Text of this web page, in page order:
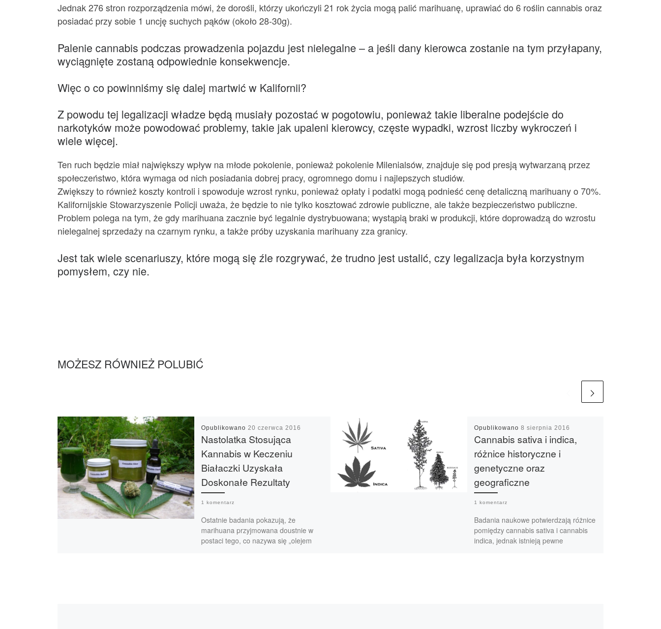
Jednak 276 stron rozporządzenia mówi, że dorośli, którzy ukończyli 21 rok życia mogą palić marihuanę, uprawiać do 6 roślin cannabis oraz
posiadać przy sobie 1 uncję suchych pąków (około 28-30g).
Palenie cannabis podczas prowadzenia pojazdu jest nielegalne – a jeśli dany kierowca zostanie na tym przyłapany,
wyciągnięte zostaną odpowiednie konsekwencje.
Więc o co powinniśmy się dalej martwić w Kalifornii?
Z powodu tej legalizacji władze będą musiały pozostać w pogotowiu, ponieważ takie liberalne podejście do
narkotyków może powodować problemy, takie jak upaleni kierowcy, częste wypadki, wzrost liczby wykroczeń i
wiele więcej.
Ten ruch będzie miał największy wpływ na młode pokolenie, ponieważ pokolenie Milenialsów, znajduje się pod presją wytwarzaną przez
społeczeństwo, która wymaga od nich posiadania dobrej pracy, ogromnego domu i najlepszych studiów.
Zwiększy to również koszty kontroli i spowoduje wzrost rynku, ponieważ opłaty i podatki mogą podnieść cenę detaliczną marihuany o 70%.
Kalifornijskie Stowarzyszenie Policji uważa, że ​​będzie to nie tylko kosztować zdrowie publiczne, ale także bezpieczeństwo publiczne.
Problem polega na tym, że gdy marihuana zacznie być legalnie dystrybuowana; wystąpią braki w produkcji, które doprowadzą do wzrostu
nielegalnej sprzedaży na czarnym rynku, a także próby uzyskania marihuany zza granicy.
Jest tak wiele scenariuszy, które mogą się źle rozgrywać, że trudno jest ustalić, czy legalizacja była korzystnym
pomysłem, czy nie.
MOŻESZ RÓWNIEŻ POLUBIĆ
Opublikowano 20 czerwca 2016
Nastolatka Stosująca
Kannabis w Keczeniu
Białaczki Uzyskała
Doskonałe Rezultaty
1 komentarz
Ostatnie badania pokazują, że
marihuana przyjmowana doustnie w
postaci tego, co nazywa się „olejem
Opublikowano 8 sierpnia 2016
Cannabis sativa i indica,
różnice historyczne i
genetyczne oraz
geograficzne
1 komentarz
Badania naukowe potwierdzają różnice
pomiędzy cannabis sativa i cannabis
indica, jednak istnieją pewne